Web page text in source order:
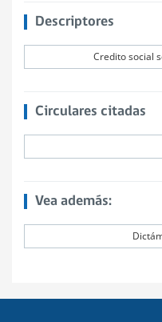
Descriptores
Credito social
Circulares citadas
Vea además: